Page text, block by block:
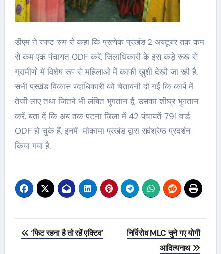
डीएम ने स्पष्ट रूप से कहा कि प्रत्येक प्रखंड 2 अक्टूबर तक कम
से कम एक पंचायत ODF करें. जिलाधिकारी के इस कड़े रूख से
ग्रामीणों में विशेष रूप से महिलाओं में काफी ख़ुशी देखी जा रही है.
सभी प्रखंड विकास पदाधिकारी को चेतावनी दी गई कि कार्य में
तेजी लाए तथा जितने भी लंबित भुगतान हैं, उसका शीघ्र भुगतान
करें. बता दें कि अब तक पटना जिला में 42 पंचायतें 791 वार्ड
ODF हो चुके हैं. इनमें मोकामा प्रखंड द्वारा सर्वश्रेष्ठ प्रदर्शन
किया गया है.
Post
‘फिट रहना है तो रहें एक्टिव’
निर्विरोध MLC चुने गए योगी
आदित्यनाथ